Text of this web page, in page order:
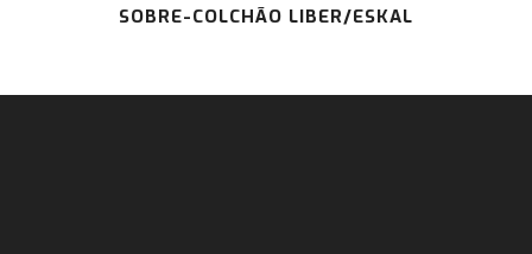
SOBRE-COLCHÃO LIBER/ESKAL